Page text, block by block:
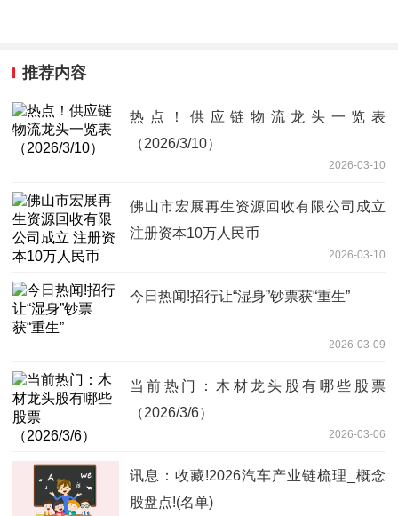
推荐内容
热点！供应链物流龙头一览表
（2026/3/10）
2026-03-10
佛山市宏展再生资源回收有限公司成立
注册资本10万人民币
2026-03-10
今日热闻!招行让“湿身”钞票获“重生”
2026-03-09
当前热门：木材龙头股有哪些股票
（2026/3/6）
2026-03-06
讯息：收藏!2026汽车产业链梳理_概念
股盘点!(名单)